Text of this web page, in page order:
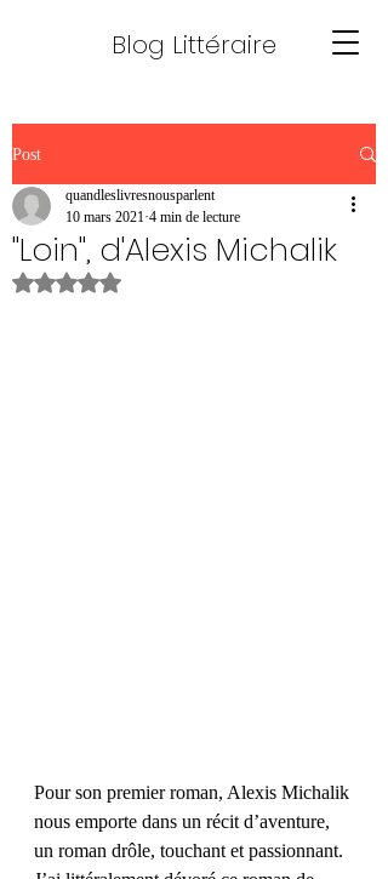
Blog Littéraire
Post
"Loin", d'Alexis Michalik
quandleslivresnousparlent
10 mars 2021 4 min de lecture
Noté NaN étoiles sur 5.
Pour son premier roman, Alexis Michalik
nous emporte dans un récit d’aventure,
un roman drôle, touchant et passionnant.